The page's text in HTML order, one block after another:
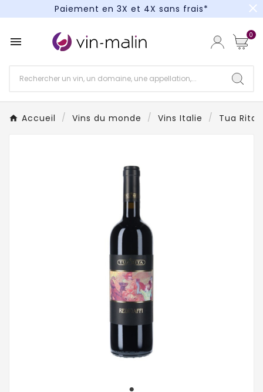
Paiement en 3X et 4X sans frais*
Paiement en 3X et 4X sans frais*
close
 0
Accueil Vins du monde Vins Italie Tua Rita